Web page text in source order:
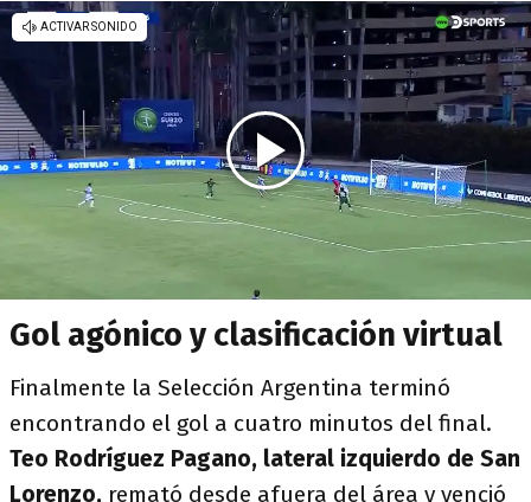
Gol agónico y clasificación virtual
Finalmente la Selección Argentina terminó
encontrando el gol a cuatro minutos del final.
Teo Rodríguez Pagano, lateral izquierdo de San
Lorenzo, remató desde afuera del área y venció